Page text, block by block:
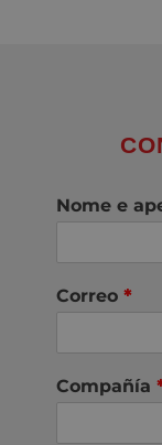
Nome e
Correo *
Compañía